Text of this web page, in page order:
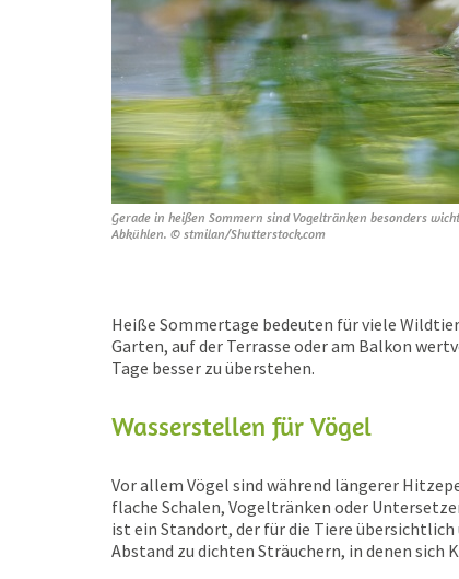
Gerade in heißen Sommern sind Vogeltränken besonders
Abkühlen. © stmilan/Shutterstock.com
Heiße Sommertage bedeuten für viele
Garten, auf der Terrasse oder am Balkon
Tage besser zu überstehen.
Wasserstellen für Vögel
Vor allem Vögel sind während längerer
flache Schalen, Vogeltränken oder
ist ein Standort, der für die Tiere
Abstand zu dichten Sträuchern, in denen sich